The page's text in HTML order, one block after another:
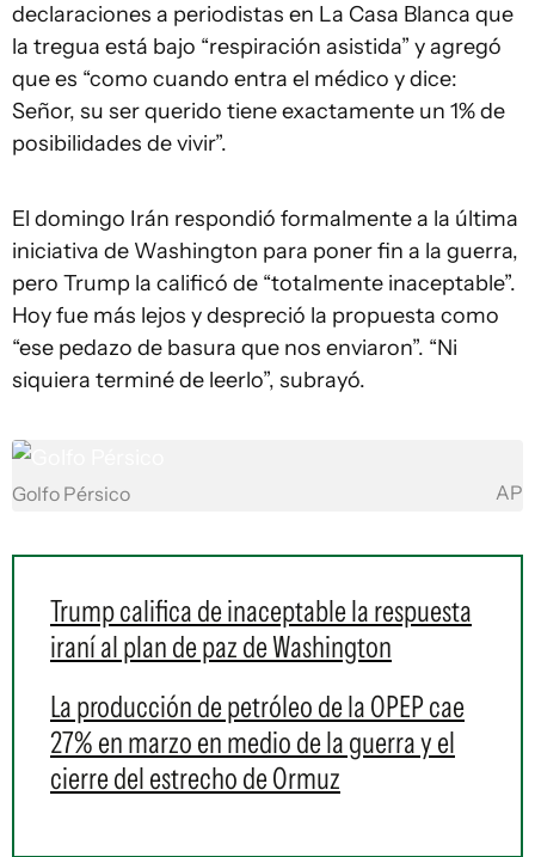
declaraciones a periodistas en La Casa Blanca que
la tregua está bajo “respiración asistida” y agregó
que es “como cuando entra el médico y dice:
Señor, su ser querido tiene exactamente un 1% de
posibilidades de vivir”.
El domingo Irán respondió formalmente a la última
iniciativa de Washington para poner fin a la guerra,
pero Trump la calificó de “totalmente inaceptable”.
Hoy fue más lejos y despreció la propuesta como
“ese pedazo de basura que nos enviaron”. “Ni
siquiera terminé de leerlo”, subrayó.
Golfo Pérsico AP
Trump califica de inaceptable la respuesta
iraní al plan de paz de Washington
La producción de petróleo de la OPEP cae
27% en marzo en medio de la guerra y el
cierre del estrecho de Ormuz